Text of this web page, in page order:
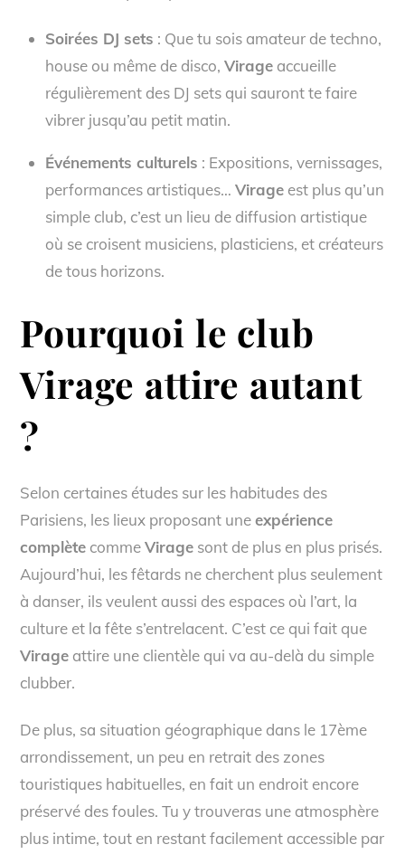
Soirées DJ sets : Que tu sois amateur de techno,
house ou même de disco, Virageaccueille
régulièrement des DJ sets qui sauront te faire
vibrer jusqu’au petit matin.
Événements culturels : Expositions, vernissages,
performances artistiques… Virageest plus qu’un
simple club, c’est un lieu de diffusion artistique
où se croisent musiciens, plasticiens, et créateurs
de tous horizons.
Pourquoi le club
Virage attire autant
?
Selon certaines études sur les habitudes des
Parisiens, les lieux proposant uneexpérience
complète commeVirage sont de plus en plus prisés.
Aujourd’hui, les fêtards ne cherchent plus seulement
à danser, ils veulent aussi des espaces où l’art, la
culture et la fête s’entrelacent. C’est ce qui fait que
Virage attire une clientèle qui va au-delà du simple
clubber.
De plus, sa situation géographique dans le 17ème
arrondissement, un peu en retrait des zones
touristiques habituelles, en fait un endroit encore
préservé des foules. Tu y trouveras une atmosphère
plus intime, tout en restant facilement accessible par